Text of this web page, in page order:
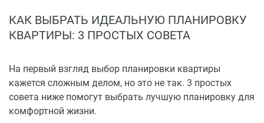
КАК ВЫБРАТЬ ИДЕАЛЬНУЮ ПЛАНИРОВКУ
КВАРТИРЫ: 3 ПРОСТЫХ СОВЕТА
На первый взгляд выбор планировки квартиры
кажется сложным делом, но это не так. 3 простых
совета ниже помогут выбрать лучшую планировку для
комфортной жизни.